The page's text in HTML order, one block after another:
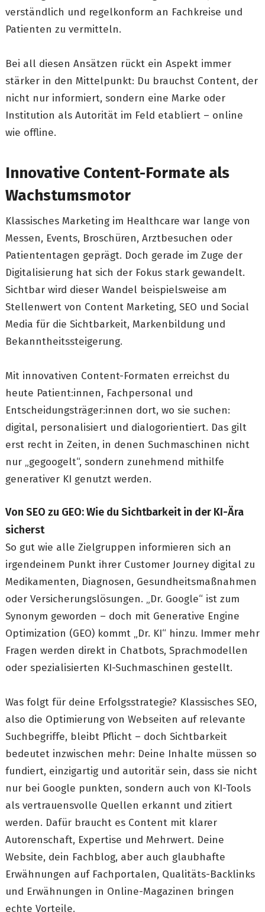
verständlich und regelkonform an Fachkreise und
Patienten zu vermitteln.
Bei all diesen Ansätzen rückt ein Aspekt immer
stärker in den Mittelpunkt: Du brauchst Content, der
nicht nur informiert, sondern eine Marke oder
Institution als Autorität im Feld etabliert – online
wie offline.
Innovative Content-Formate als
Wachstumsmotor
Klassisches Marketing im Healthcare war lange von
Messen, Events, Broschüren, Arztbesuchen oder
Patiententagen geprägt. Doch gerade im Zuge der
Digitalisierung hat sich der Fokus stark gewandelt.
Sichtbar wird dieser Wandel beispielsweise am
Stellenwert von Content Marketing, SEO und Social
Media für die Sichtbarkeit, Markenbildung und
Bekanntheitssteigerung.
Mit innovativen Content-Formaten erreichst du
heute Patient:innen, Fachpersonal und
Entscheidungsträger:innen dort, wo sie suchen:
digital, personalisiert und dialogorientiert. Das gilt
erst recht in Zeiten, in denen Suchmaschinen nicht
nur „gegoogelt“, sondern zunehmend mithilfe
generativer KI genutzt werden.
Von SEO zu GEO: Wie du Sichtbarkeit in der KI-Ära
sicherst
So gut wie alle Zielgruppen informieren sich an
irgendeinem Punkt ihrer Customer Journey digital zu
Medikamenten, Diagnosen, Gesundheitsmaßnahmen
oder Versicherungslösungen. „Dr. Google“ ist zum
Synonym geworden – doch mit Generative Engine
Optimization (GEO) kommt „Dr. KI“ hinzu. Immer mehr
Fragen werden direkt in Chatbots, Sprachmodellen
oder spezialisierten KI-Suchmaschinen gestellt.
Was folgt für deine Erfolgsstrategie? Klassisches SEO,
also die Optimierung von Webseiten auf relevante
Suchbegriffe, bleibt Pflicht – doch Sichtbarkeit
bedeutet inzwischen mehr: Deine Inhalte müssen so
fundiert, einzigartig und autoritär sein, dass sie nicht
nur bei Google punkten, sondern auch von KI-Tools
als vertrauensvolle Quellen erkannt und zitiert
werden. Dafür braucht es Content mit klarer
Autorenschaft, Expertise und Mehrwert. Deine
Website, dein Fachblog, aber auch glaubhafte
Erwähnungen auf Fachportalen, Qualitäts-Backlinks
und Erwähnungen in Online-Magazinen bringen
echte Vorteile.